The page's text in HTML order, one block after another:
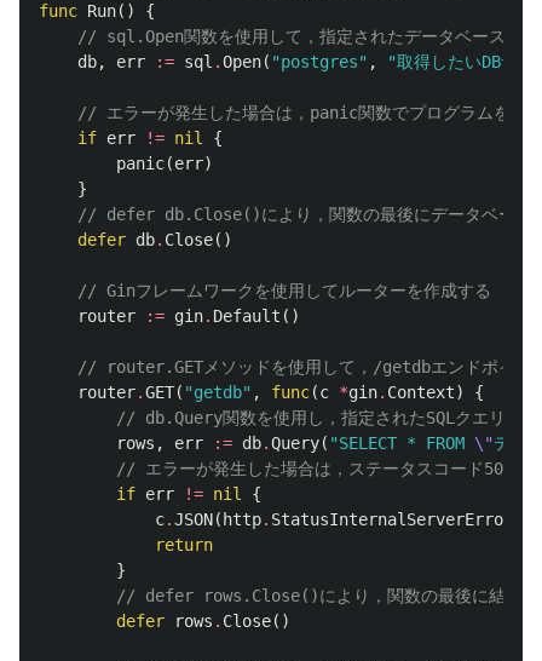
func Run()
{
// sql.Open関数を使用して，指定されたデータベースサー
db, err := sql .Open( "postgres" , "取得したいDBサ
// エラーが発生した場合は，panic関数でプログラムを終
if err != nil
{
panic(err)
}
// defer db.Close()により，関数の最後にデータベース
defer db. Close()
// Ginフレームワークを使用してルーターを作成する
router
:= gin. Default ()
// router.GETメソッドを使用して，/getdbエンドポイン
router.GET( "getdb" , func(c *gin. Context)
{
// db.Query関数を使用し，指定されたSQLクエリを
rows , err := db.Query( "SELECT * FROM \"テー
// エラーが発生した場合は，ステータスコード500
if err != nil
{
c.JSON( http. StatusInternalServerError
return
}
// defer rows.Close()により，関数の最後に結果セ
defer
rows . Close()